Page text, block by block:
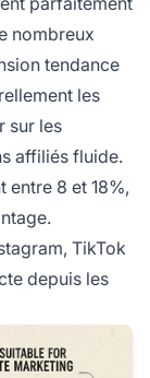
nombreux
tendance
les
sur les
affiliés fluide.
entre 8 et 18%,
TikTok
depuis les